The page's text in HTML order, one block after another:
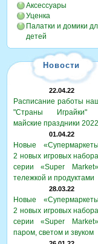
Аксессуары
Уценка
Палатки и домики
детей
Новости
22.04.22
Расписание работы
"Страны Играйки"
майские праздники 2022
01.04.22
Новые
2 новых игровых
серии «Super
тележкой и продуктами
28.03.22
Новые
2 новых игровых
серии «Super
паром, светом и звуком